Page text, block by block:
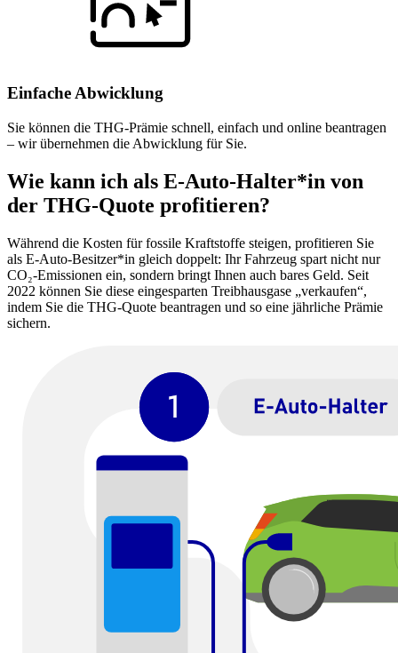
Einfache Abwicklung
Sie können die THG-Prämie schnell, einfach und online beantragen
– wir übernehmen die Abwicklung für Sie.
Wie kann ich als E-Auto-Halter*in von
der THG-Quote profitieren?
Während die Kosten für fossile Kraftstoffe steigen, profitieren Sie
als E-Auto-Besitzer*in gleich doppelt: Ihr Fahrzeug spart nicht nur
CO₂-Emissionen ein, sondern bringt Ihnen auch bares Geld. Seit
2022 können Sie diese eingesparten Treibhausgase „verkaufen“,
indem Sie die THG-Quote beantragen und so eine jährliche Prämie
sichern.